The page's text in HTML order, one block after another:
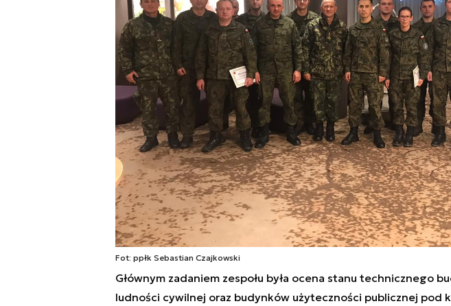
Fot: ppłk Sebastian Czajkowski
Głównym zadaniem zespołu była ocena stanu technicznego
ludności cywilnej oraz budynków użyteczności publicznej pod